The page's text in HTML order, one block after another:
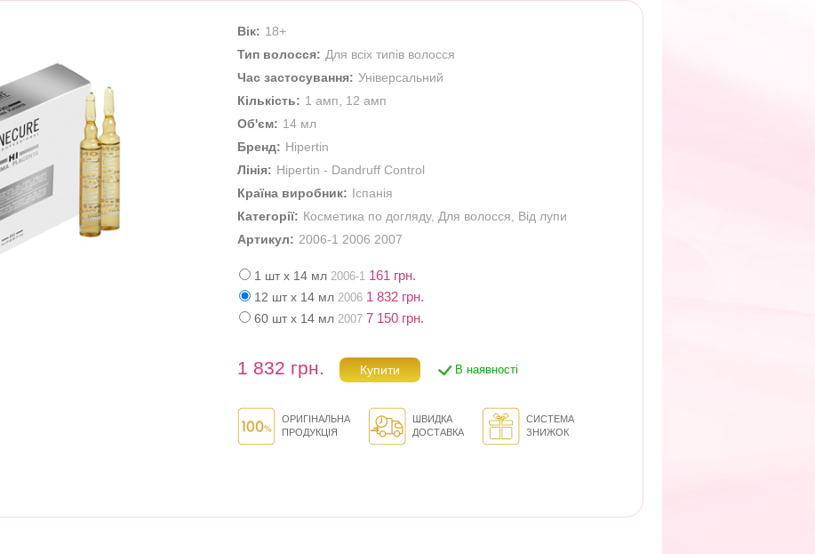
Вік: 18+
Тип волосся: Для всіх типів волосся
Час застосування: Універсальний
Кількість: 1 амп, 12 амп
Об'єм: 14 мл
Бренд: Hipertin
Лінія: Hipertin - Dandruff Control
Країна виробник: Іспанія
Категорії: Косметика по догляду, Для волосся
Від лупи
Артикул: 2006-1 2006 2007
1 шт х 14 мл 2006-1 161 грн.
12 шт х 14 мл 2006 1 832 грн.
60 шт х 14 мл 2007 7 150 грн.
1 832 грн. В наявності
ОРИГІНАЛЬНА
ПРОДУКЦІЯ
ШВИДКА
ДОСТАВКА
СИСТЕМА
ЗНИЖОК